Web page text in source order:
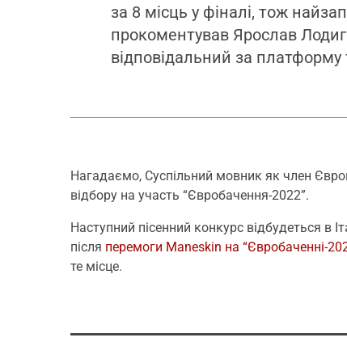
за 8 місць у фіналі, тож
прокоментував Ярослав
відповідальний за
Нагадаємо, Суспільний мовник як член
відбору на участь “Євробачення-2022”.
Наступний пісенний конкурс відбудеться в
після перемоги Maneskin на “Євробаченні-
те місце.